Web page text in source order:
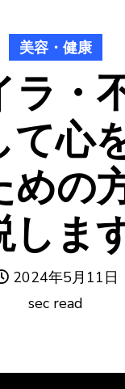
美容・健康
ラ・
て心
めの
ま
2024年5月11日
sec read